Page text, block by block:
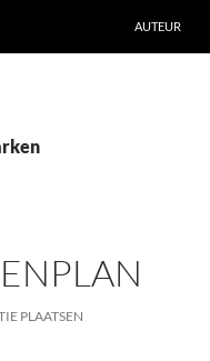
AUTEUR
PLAATSEN